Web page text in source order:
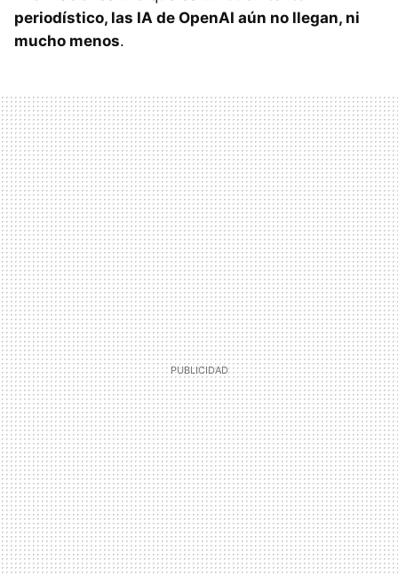
periodístico, las IA de OpenAI aún no llegan, ni
mucho menos.